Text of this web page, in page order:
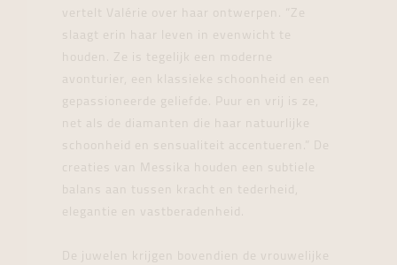
vertelt Valérie over haar ontwerpen. “Ze
slaagt erin haar leven in evenwicht te
houden. Ze is tegelijk een moderne
avonturier, een klassieke schoonheid en een
gepassioneerde geliefde. Puur en vrij is ze,
net als de diamanten die haar natuurlijke
schoonheid en sensualiteit accentueren.” De
creaties van Messika houden een subtiele
balans aan tussen kracht en tederheid,
elegantie en vastberadenheid.
De juwelen krijgen bovendien de vrouwelijke